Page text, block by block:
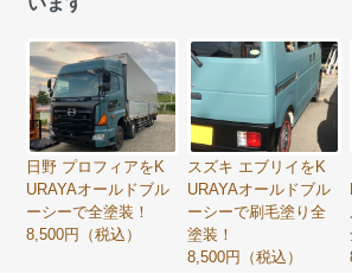
日野 プロフィアをK
URAYAオールドブル
ーシーで全塗装！
8,500円（税込）
スズキ エブリイをK
URAYAオールドブル
ーシーで刷毛塗り全
塗装！
8,500円（税込）